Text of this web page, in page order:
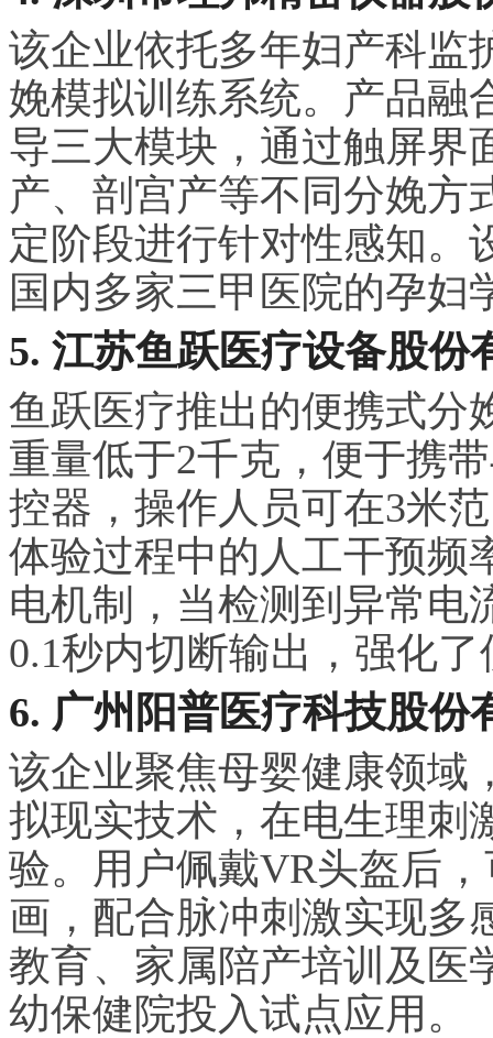
该企业依托多年妇产科监
娩模拟训练系统。产品融
导三大模块，通过触屏界
产、剖宫产等不同分娩方
定阶段进行针对性感知。
国内多家三甲医院的孕妇
5. 江苏鱼跃医疗设备股份
鱼跃医疗推出的便携式分
重量低于2千克，便于携
控器，操作人员可在3米
体验过程中的人工干预频
电机制，当检测到异常电
0.1秒内切断输出，强化
6. 广州阳普医疗科技股份
该企业聚焦母婴健康领域
拟现实技术，在电生理刺
验。用户佩戴VR头盔后
画，配合脉冲刺激实现多
教育、家属陪产培训及医
幼保健院投入试点应用。